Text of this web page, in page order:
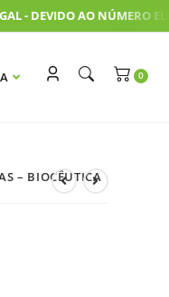
- DEVIDO AO NÚMERO
– BIOCÊUTICA